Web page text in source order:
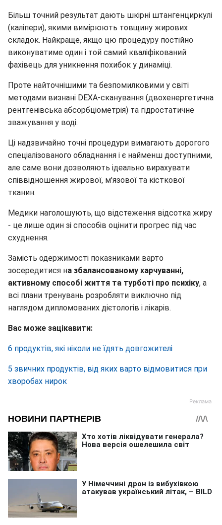
Більш точний результат дають шкірні штангенциркулі
(каліпери), якими вимірюють товщину жирових
складок. Найкраще, якщо цю процедуру постійно
виконуватиме один і той самий кваліфікований
фахівець для уникнення похибок у динаміці.
Проте найточнішими та безпомилковими у світі
методами визнані DEXA-сканування (двохенергетична
рентгенівська абсорбціометрія) та гідростатичне
зважування у воді.
Ці надзвичайно точні процедури вимагають дорогого
спеціалізованого обладнання і є найменш доступними,
але саме вони дозволяють ідеально вирахувати
співвідношення жирової, м'язової та кісткової
тканин.
Медики наголошують, що відстеження відсотка жиру
- це лише один зі способів оцінити прогрес під час
схуднення.
Замість одержимості показниками варто
зосередитися на збалансованому харчуванні,
активному способі життя та турботі про психіку, а
всі плани тренувань розробляти виключно під
наглядом дипломованих дієтологів і лікарів.
Вас може зацікавити:
6 продуктів, які ніколи не їдять довгожителі
5 звичних продуктів, від яких варто відмовитися при
хворобах нирок